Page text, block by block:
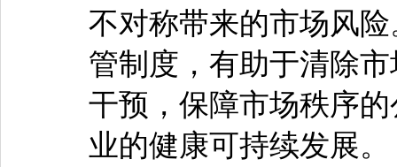
不对称带来的市场风
管制度，有助于清除
干预，保障市场秩序
业的健康可持续发展。